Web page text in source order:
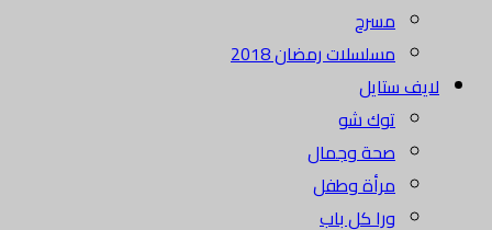
مسرح
مسلسلات رمضان 2018
لايف ستايل
توك شو
صحة وجمال
مرأة وطفل
ورا كل باب